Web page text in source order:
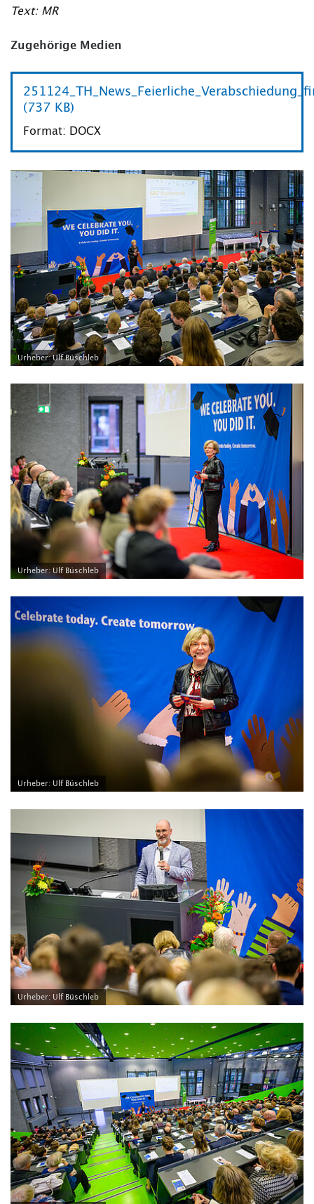
Text: MR
Zugehörige Medien
(737 KB)
Format: DOCX
Urheber: Ulf Büschleb
Urheber: Ulf Büschleb
Urheber: Ulf Büschleb
Urheber: Ulf Büschleb